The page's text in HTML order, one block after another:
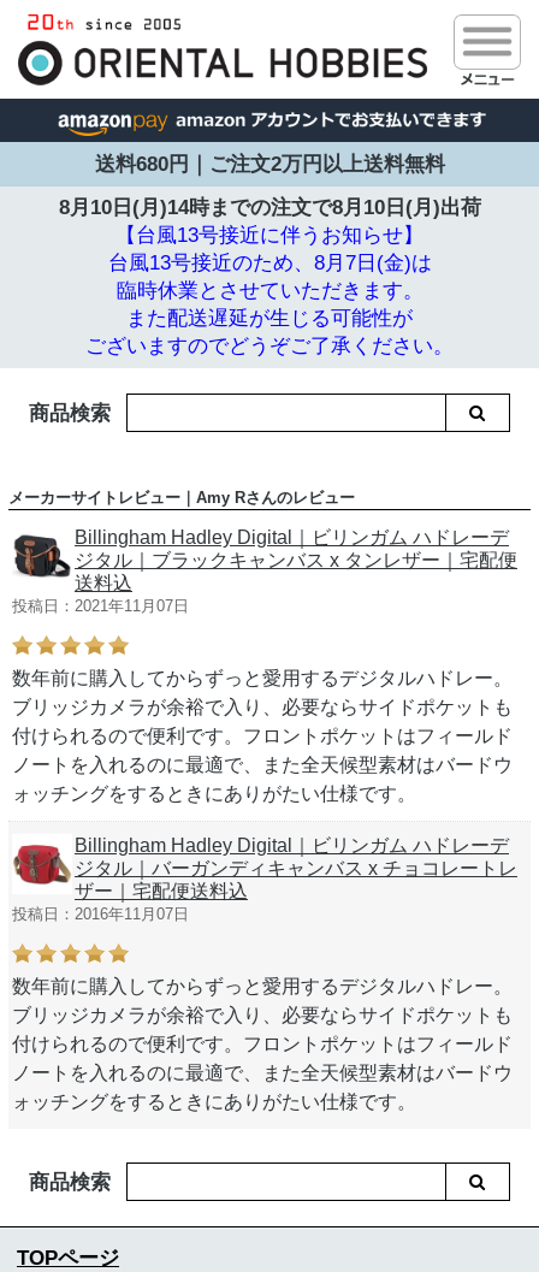
送料680円｜ご注文2万円以上送料無料
8月10日(月)14時までの注文で8月10日(月)出荷
【台風13号接近に伴うお知らせ】
台風13号接近のため、8月7日(金)は
臨時休業とさせていただきます。
また配送遅延が生じる可能性が
ございますのでどうぞご了承ください。
商品検索
メーカーサイトレビュー｜Amy Rさんのレビュー
Billingham Hadley Digital｜ビリンガム ハドレーデ
ジタル｜ブラックキャンバス x タンレザー｜宅配便
送料込
投稿日：2021年11月07日
数年前に購入してからずっと愛用するデジタルハドレー。
ブリッジカメラが余裕で入り、必要ならサイドポケットも
付けられるので便利です。フロントポケットはフィールド
ノートを入れるのに最適で、また全天候型素材はバードウ
ォッチングをするときにありがたい仕様です。
Billingham Hadley Digital｜ビリンガム ハドレーデ
ジタル｜バーガンディキャンバス x チョコレートレ
ザー｜宅配便送料込
投稿日：2016年11月07日
数年前に購入してからずっと愛用するデジタルハドレー。
ブリッジカメラが余裕で入り、必要ならサイドポケットも
付けられるので便利です。フロントポケットはフィールド
ノートを入れるのに最適で、また全天候型素材はバードウ
ォッチングをするときにありがたい仕様です。
商品検索
TOPページ